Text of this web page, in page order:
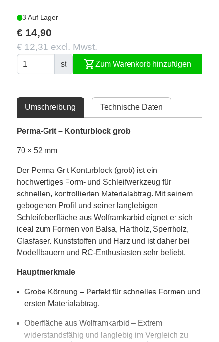
3 Auf Lager
€ 14,90
€ 12,31 excl. Mwst.
st shopping_cartZum Warenkorb hinzufügen
Umschreibung Technische Daten
Perma-Grit – Konturblock grob
70 × 52 mm
Der Perma-Grit Konturblock (grob) ist ein
hochwertiges Form- und Schleifwerkzeug für
schnellen, kontrollierten Materialabtrag. Mit seinem
gebogenen Profil und seiner langlebigen
Schleifoberfläche aus Wolframkarbid eignet er sich
ideal zum Formen von Balsa, Hartholz, Sperrholz,
Glasfaser, Kunststoffen und Harz und ist daher bei
Modellbauern und RC-Enthusiasten sehr beliebt.
Hauptmerkmale
Grobe Körnung – Perfekt für schnelles Formen und
ersten Materialabtrag.
Oberfläche aus Wolframkarbid – Extrem
widerstandsfähig und langlebig im Vergleich zu